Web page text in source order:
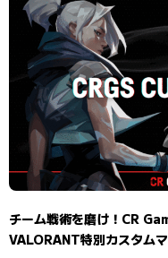
チーム戦術を磨け！CR
VALORANT特別カスタム